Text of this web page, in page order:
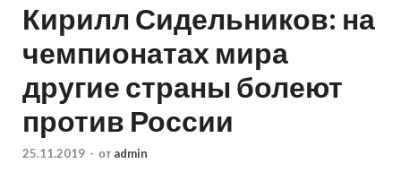
Кирилл Сидельников: на
чемпионатах мира
другие страны болеют
против России
25.11.2019 - от admin